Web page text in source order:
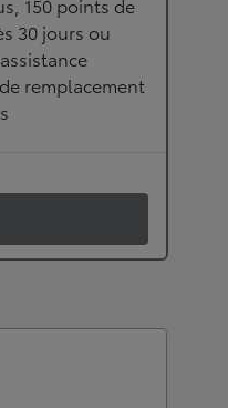
30 jours ou
remplacement